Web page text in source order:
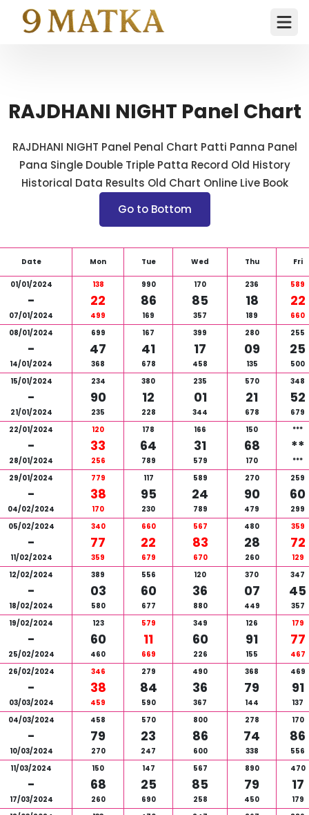
RAJDHANI NIGHT Panel Chart
RAJDHANI NIGHT Panel Penal Chart Patti Panna Panel
Pana Single Double Triple Patta Record Old History
Historical Data Results Old Chart Online Live Book
Go to Bottom
Date Mon Tue Wed Thu Fri
01/01/2024
-
07/01/2024
138
22
499
990
86
169
170
85
357
236
18
189
589
22
660
08/01/2024
-
14/01/2024
699
47
368
167
41
678
399
17
458
280
09
135
255
25
500
15/01/2024
-
21/01/2024
234
90
235
380
12
228
235
01
344
570
21
678
348
52
679
22/01/2024
-
28/01/2024
120
33
256
178
64
789
166
31
579
150
68
170
***
**
***
29/01/2024
-
04/02/2024
779
38
170
117
95
230
589
24
789
270
90
479
259
60
299
05/02/2024
-
11/02/2024
340
77
359
660
22
679
567
83
670
480
28
260
359
72
129
12/02/2024
-
18/02/2024
389
03
580
556
60
677
120
36
880
370
07
449
347
45
357
19/02/2024
-
25/02/2024
123
60
460
579
11
669
349
60
226
126
91
155
179
77
467
26/02/2024
-
03/03/2024
346
38
459
279
84
590
490
36
367
368
79
144
469
91
137
04/03/2024
-
10/03/2024
458
79
270
570
23
247
800
86
600
278
74
338
170
86
556
11/03/2024
-
17/03/2024
150
68
260
147
25
690
567
85
258
890
79
450
470
17
179